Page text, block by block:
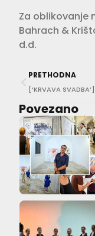
Za oblikovanje
Bahrach &
d.d.
PRETHODNA
Povezano